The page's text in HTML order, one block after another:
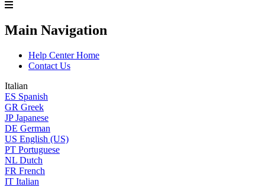
Main Navigation
Help Center Home
Contact Us
Italian
ES Spanish
GR Greek
JP Japanese
DE German
US English (US)
PT Portuguese
NL Dutch
FR French
IT Italian